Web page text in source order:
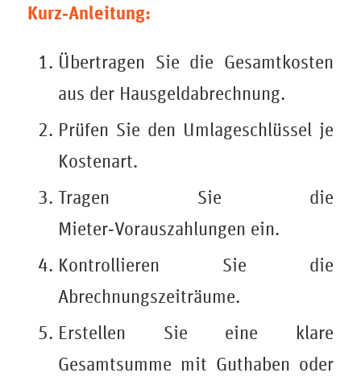
Kurz‑Anleitung:
Übertragen Sie die Gesamtkosten
aus der Hausgeldabrechnung.
Prüfen Sie den Umlageschlüssel je
Kostenart.
Tragen Sie die
Mieter‑Vorauszahlungen ein.
Kontrollieren Sie die
Abrechnungszeiträume.
Erstellen Sie eine klare
Gesamtsumme mit Guthaben oder